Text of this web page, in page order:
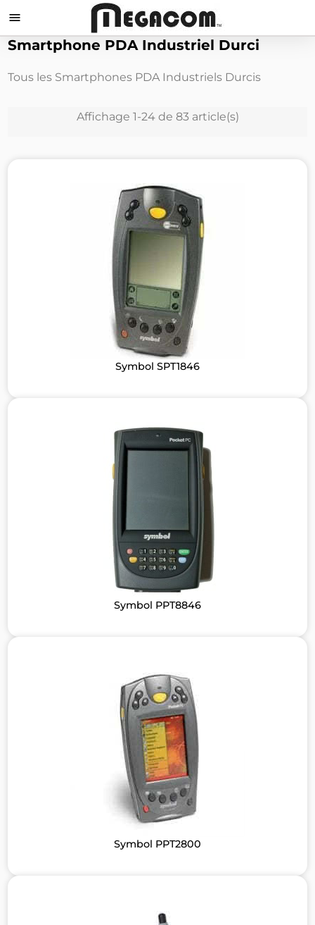

Smartphone PDA Industriel Durci
Tous les Smartphones PDA Industriels Durcis
Affichage 1-24 de 83 article(s)
Symbol SPT1846
Symbol PPT8846
Symbol PPT2800